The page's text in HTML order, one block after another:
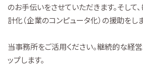
のお手伝いをさせていただきます。そして
計化（企業のコンピュータ化）の援助をしま
当事務所をご活用ください。継続的な経
ップします。